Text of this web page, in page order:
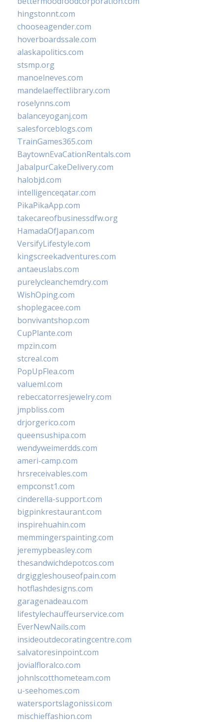
hingstonnt.com
chooseagender.com
hoverboardssale.com
alaskapolitics.com
stsmp.org
manoelneves.com
mandelaeffectlibrary.com
roselynns.com
balanceyoganj.com
salesforceblogs.com
TrainGames365.com
BaytownEvaCationRentals.com
JabalpurCakeDelivery.com
halobjd.com
intelligenceqatar.com
PikaPikaApp.com
takecareofbusinessdfw.org
HamadaOfJapan.com
VersifyLifestyle.com
kingscreekadventures.com
antaeuslabs.com
purelycleanchemdry.com
WishOping.com
shoplegacee.com
bonvivantshop.com
CupPlante.com
mpzin.com
stcreal.com
PopUpFlea.com
valueml.com
rebeccatorresjewelry.com
jmpbliss.com
drjorgerico.com
queensushipa.com
wendyweimerdds.com
ameri-camp.com
hrsreceivables.com
empconst1.com
cinderella-support.com
bigpinkrestaurant.com
inspirehuahin.com
memmingerspainting.com
jeremypbeasley.com
thesandwichdepotcos.com
drgiggleshouseofpain.com
hotflashdesigns.com
garagenadeau.com
lifestylechauffeurservice.com
EverNewNails.com
insideoutdecoratingcentre.com
salvatoresinpoint.com
jovialfloralco.com
johnlscotthometeam.com
u-seehomes.com
watersportslagonissi.com
mischieffashion.com